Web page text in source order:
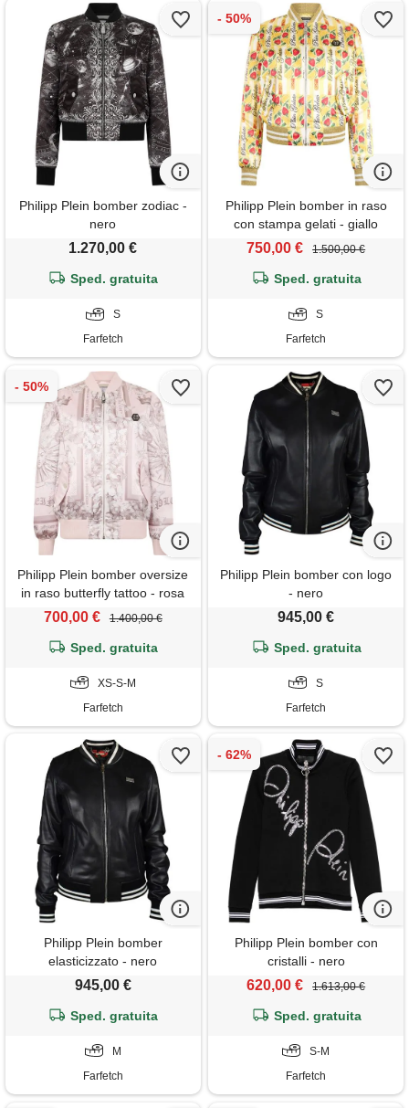
Philipp Plein bomber zodiac -
nero
1.270,00 €
Sped. gratuita
S
Farfetch
Philipp Plein bomber in raso
con stampa gelati - giallo
750,00 € 1.500,00 €
Sped. gratuita
S
Farfetch
Philipp Plein bomber oversize
in raso butterfly tattoo - rosa
700,00 € 1.400,00 €
Sped. gratuita
XS-S-M
Farfetch
Philipp Plein bomber con logo
- nero
945,00 €
Sped. gratuita
S
Farfetch
Philipp Plein bomber
elasticizzato - nero
945,00 €
Sped. gratuita
M
Farfetch
Philipp Plein bomber con
cristalli - nero
620,00 € 1.613,00 €
Sped. gratuita
S-M
Farfetch